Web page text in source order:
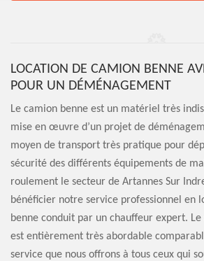
LOCATION DE CAMION BENNE
POUR UN DÉMÉNAGEMENT
Le camion benne est un matériel très
mise en œuvre d’un projet de
moyen de transport très pratique pour
sécurité des différents équipements de
roulement le secteur de Artannes Sur
bénéficier notre service professionnel en
benne conduit par un chauffeur expert.
est entièrement très abordable
service que nous offrons à tous ceux qui